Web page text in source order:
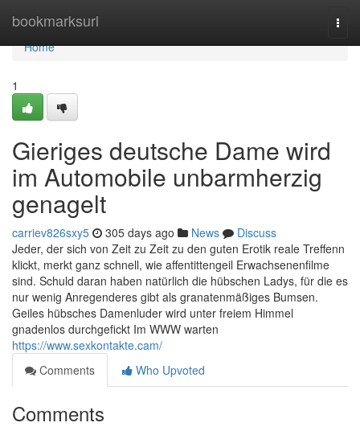
bookmarksurl
Home
Home
1
Gieriges deutsche Dame wird
im Automobile unbarmherzig
genagelt
carriev826sxy5 305 days ago News
Discuss
Jeder, der sich von Zeit zu Zeit zu den guten Erotik reale Treffenn
klickt, merkt ganz schnell, wie affentittengeil Erwachsenenfilme
sind. Schuld daran haben natürlich die hübschen Ladys, für die es
nur wenig Anregenderes gibt als granatenmäßiges Bumsen.
Geiles hübsches Damenluder wird unter freiem Himmel
gnadenlos durchgefickt Im WWW warten
https://www.sexkontakte.cam/
Comments
Who Upvoted
Comments